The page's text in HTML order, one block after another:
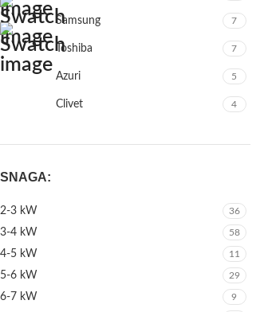
Samsung 7
Toshiba 7
Azuri 5
Clivet 4
SNAGA:
2-3 kW 36
3-4 kW 58
4-5 kW 11
5-6 kW 29
6-7 kW 9